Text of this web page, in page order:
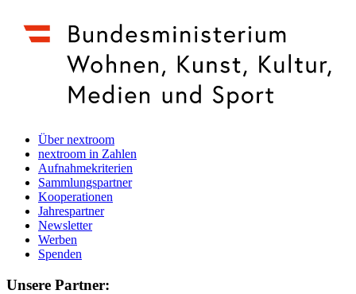
Über nextroom
nextroom in Zahlen
Aufnahmekriterien
Sammlungspartner
Kooperationen
Jahrespartner
Newsletter
Werben
Spenden
Unsere Partner: